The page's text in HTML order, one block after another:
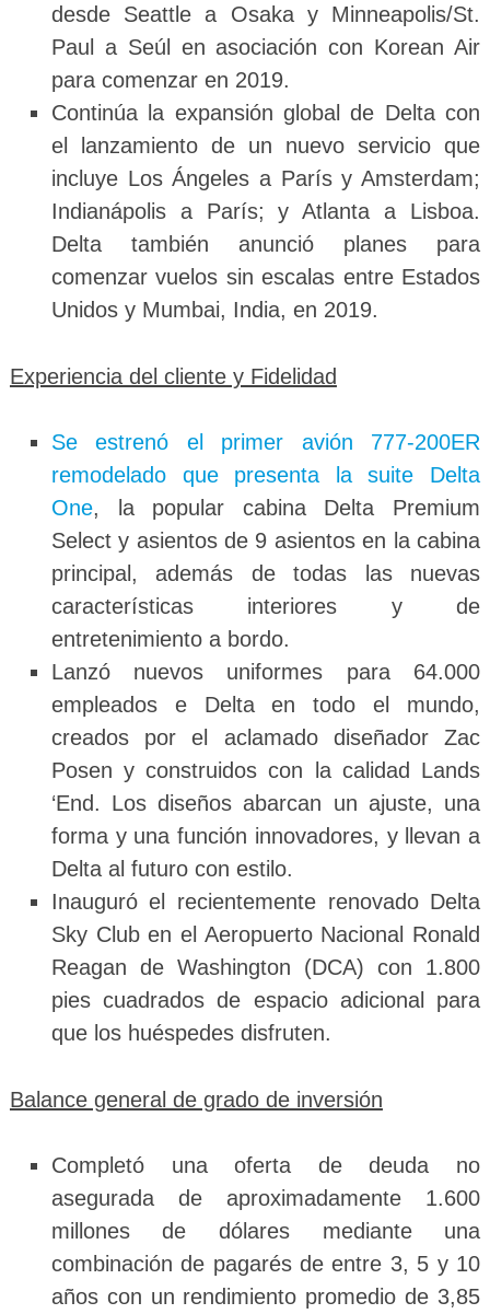
desde Seattle a Osaka y Minneapolis/St.
Paul a Seúl en asociación con Korean Air
para comenzar en 2019.
Continúa la expansión global de Delta con
el lanzamiento de un nuevo servicio que
incluye Los Ángeles a París y Amsterdam;
Indianápolis a París; y Atlanta a Lisboa.
Delta también anunció planes para
comenzar vuelos sin escalas entre Estados
Unidos y Mumbai, India, en 2019.
Experiencia del cliente y Fidelidad
Se estrenó el primer avión 777-200ER
remodelado que presenta la suite Delta
One, la popular cabina Delta Premium
Select y asientos de 9 asientos en la cabina
principal, además de todas las nuevas
características interiores y de
entretenimiento a bordo.
Lanzó nuevos uniformes para 64.000
empleados e Delta en todo el mundo,
creados por el aclamado diseñador Zac
Posen y construidos con la calidad Lands
‘End. Los diseños abarcan un ajuste, una
forma y una función innovadores, y llevan a
Delta al futuro con estilo.
Inauguró el recientemente renovado Delta
Sky Club en el Aeropuerto Nacional Ronald
Reagan de Washington (DCA) con 1.800
pies cuadrados de espacio adicional para
que los huéspedes disfruten.
Balance general de grado de inversión
Completó una oferta de deuda no
asegurada de aproximadamente 1.600
millones de dólares mediante una
combinación de pagarés de entre 3, 5 y 10
años con un rendimiento promedio de 3,85